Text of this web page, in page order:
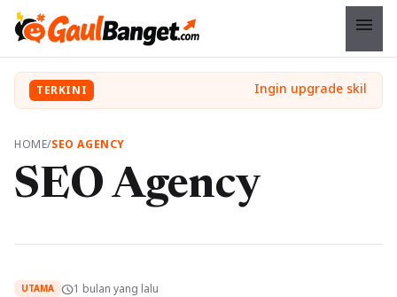
menu
TERKINI
HOME/SEO AGENCY
SEO Agency
UTAMA schedule1 bulan yang lalu